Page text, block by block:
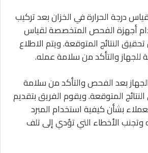
درجة الحرارة في الخزان بعد تركيب
أجهزة الفحص المتخصصة لقياس
النتائج المتوقعة. ويتم الاطلاع
والتأكد من سلامة عمله.
بعد الفحص والتأكد من سلامة
المتوقعة. ويقوم الفريق بتقديم
بشأن كيفية استخدام المبرد
وتجنب الأخطاء التي تؤدي إلى تلف